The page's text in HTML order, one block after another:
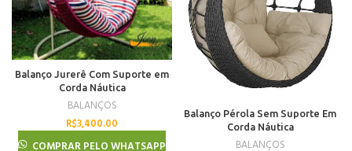
Balanço Jurerê Com Suporte em
Corda Náutica
BALANÇOS
R$3,400.00
COMPRAR PELO WHATSAPP
Balanço Pérola Sem Suporte Em
Corda Náutica
BALANÇOS